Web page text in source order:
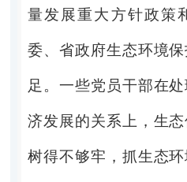
量发展重大方针政策
委、省政府生态环境
足。一些党员干部在
济发展的关系上，生
树得不够牢，抓生态